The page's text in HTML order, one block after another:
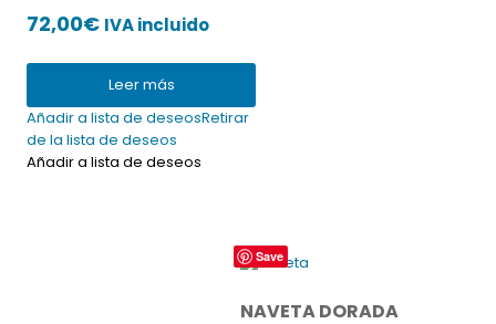
72,00€ IVA incluido
Leer más
Añadir a lista de deseosRetirar
de la lista de deseos
Añadir a lista de deseos
Save
NAVETA DORADA